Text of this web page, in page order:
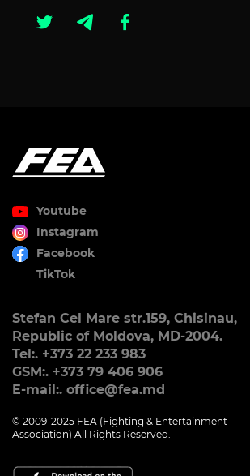
Youtube
Instagram
Facebook
TikTok
Stefan Cel Mare str.159, Chisinau,
Republic of Moldova, MD-2004.
Tel:. +373 22 233 983
GSM:. +373 79 406 906
E-mail:. office@fea.md
© 2009-2025 FEA (Fighting & Entertainment
Association) All Rights Reserved.